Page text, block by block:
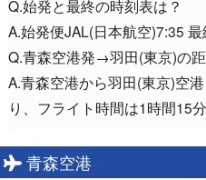
Q.始発と最終の時刻表は？
A.始発便JAL(日本航空)7:35
Q.青森空港発→羽田(東京)の
A.青森空港から羽田(東京)空
り、フライト時間は1時間15分
青森空港